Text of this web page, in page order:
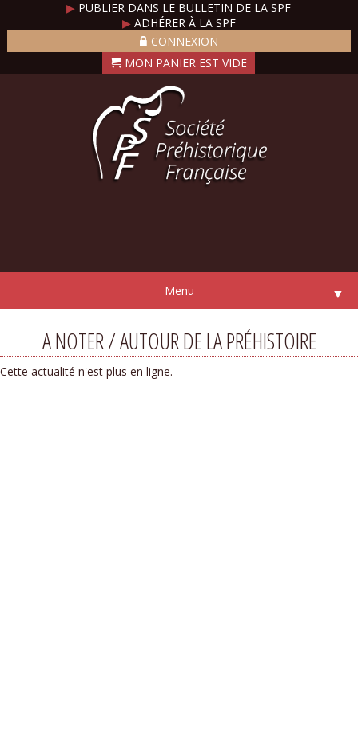
▶ PUBLIER DANS LE BULLETIN DE LA SPF
▶ADHÉRER À LA SPF
CONNEXION
Menu ▼
A NOTER / AUTOUR DE LA PRÉHISTOIRE
Cette actualité n'est plus en ligne.